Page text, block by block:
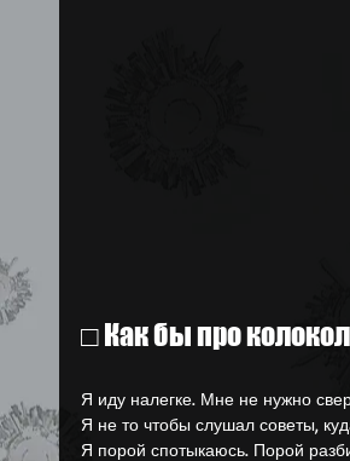
□ Как бы про
Я иду налегке. Мне не нужно
Я не то чтобы слушал советы,
Я порой спотыкаюсь. Порой